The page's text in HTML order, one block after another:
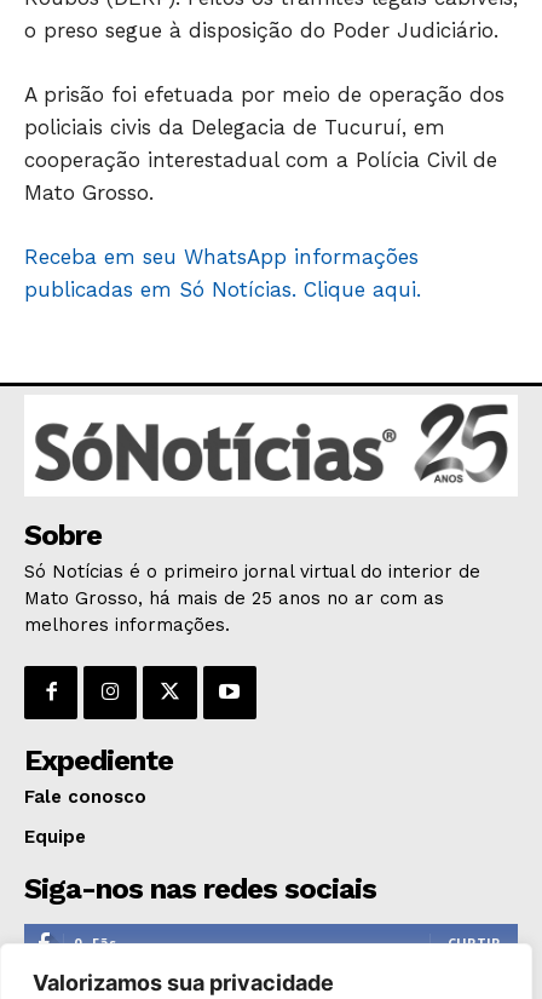
HOME
POLÍTICA
POLÍCIA
ESPORTES
SAÚDE
AGRONOTÍCIAS
ÚLTIMAS NOTÍCIAS
Valorizamos sua privacidade
o preso segue à disposição do Poder Judiciário.
A prisão foi efetuada por meio de operação dos
policiais civis da Delegacia de Tucuruí, em
cooperação interestadual com a Polícia Civil de
Mato Grosso.
Receba em seu WhatsApp informações
publicadas em Só Notícias. Clique aqui.
Sobre
Só Notícias é o primeiro jornal virtual do interior de
Mato Grosso, há mais de 25 anos no ar com as
melhores informações.
Expediente
Fale conosco
Equipe
Siga-nos nas redes sociais
0 Fãs CURTIR
0 Seguidores